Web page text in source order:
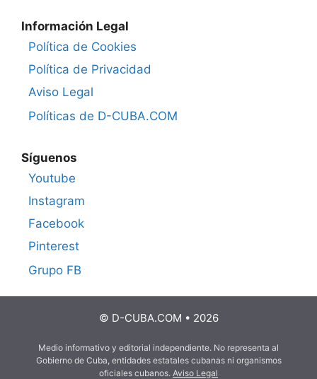
Información Legal
Política de Cookies
Política de Privacidad
Aviso Legal
Políticas de D-CUBA.COM
Síguenos
Youtube
Instagram
Facebook
Pinterest
Grupo FB
© D-CUBA.COM • 2026
Medio informativo y editorial independiente. No representa al
Gobierno de Cuba, entidades estatales cubanas ni organismos
oficiales cubanos. Aviso Legal